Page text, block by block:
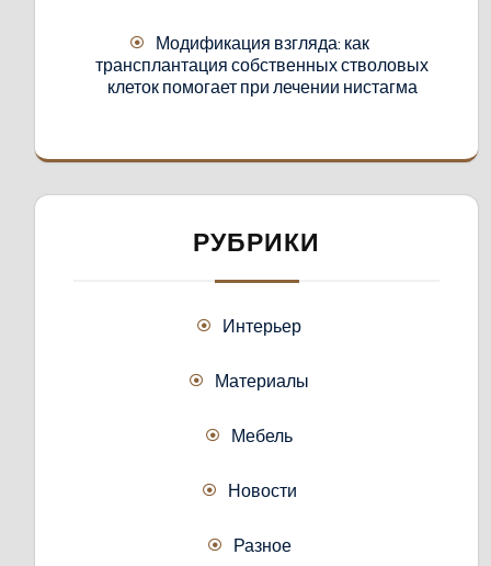
Модификация взгляда: как
трансплантация собственных стволовых
клеток помогает при лечении нистагма
РУБРИКИ
Интерьер
Материалы
Мебель
Новости
Разное